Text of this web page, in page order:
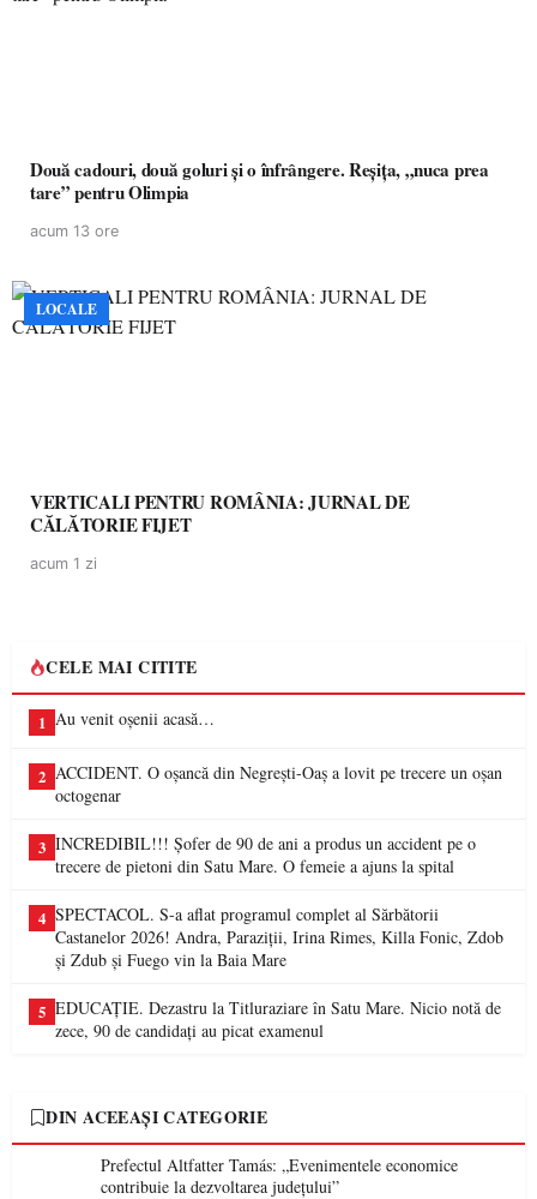
Două cadouri, două goluri și o înfrângere. Reșița, „nuca prea
tare” pentru Olimpia
acum 13 ore
LOCALE
VERTICALI PENTRU ROMÂNIA: JURNAL DE
CĂLĂTORIE FIJET
acum 1 zi
CELE MAI CITITE
1 Au venit oșenii acasă…
2 ACCIDENT. O oșancă din Negrești-Oaș a lovit pe trecere un oșan
octogenar
3 INCREDIBIL!!! Șofer de 90 de ani a produs un accident pe o
trecere de pietoni din Satu Mare. O femeie a ajuns la spital
4 SPECTACOL. S-a aflat programul complet al Sărbătorii
Castanelor 2026! Andra, Paraziții, Irina Rimes, Killa Fonic, Zdob
și Zdub și Fuego vin la Baia Mare
5 EDUCAȚIE. Dezastru la Titluraziare în Satu Mare. Nicio notă de
zece, 90 de candidați au picat examenul
DIN ACEEAȘI CATEGORIE
Prefectul Altfatter Tamás: „Evenimentele economice
contribuie la dezvoltarea județului”